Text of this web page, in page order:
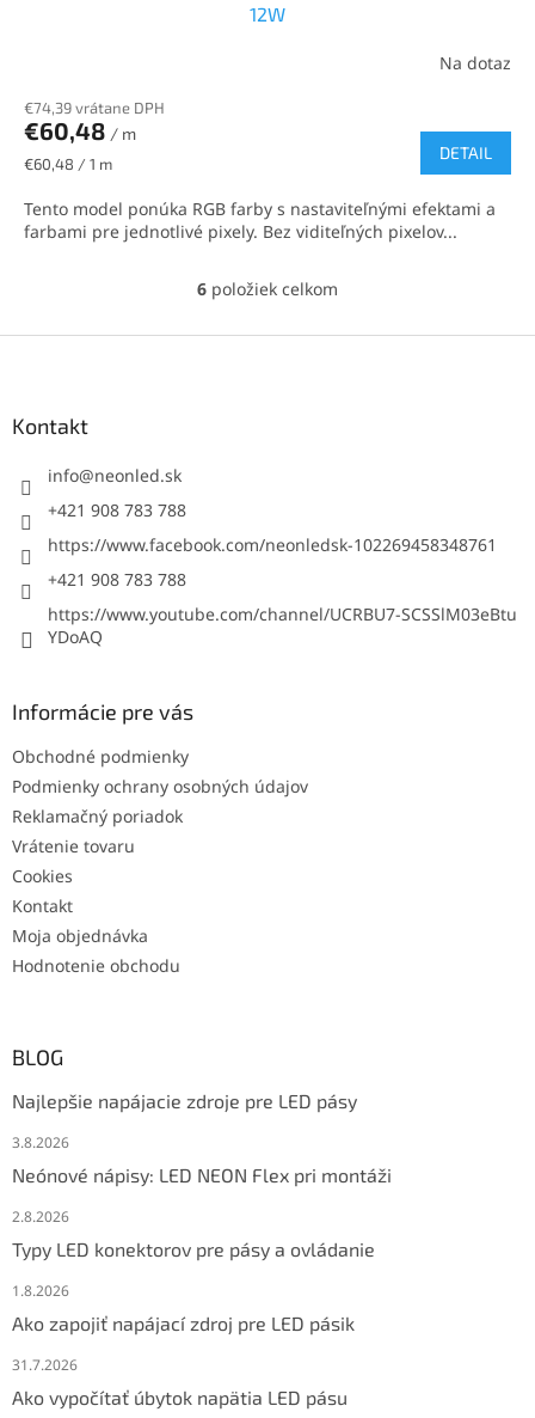
12W
Na dotaz
€74,39 vrátane DPH
€60,48 / m
Jednotková
€60,48 / 1 m
DETAIL
Tento model ponúka RGB farby s nastaviteľnými efektami a
farbami pre jednotlivé pixely. Bez viditeľných pixelov...
O
l
v
v
6 položiek celkom
Kontakt
info@neonled.sk
+421 908 783 788
https://www.facebook.com/neonledsk-102269458348761
+421 908 783 788
https://www.youtube.com/channel/UCRBU7-SCSSlM03eBtu
YDoAQ
Informácie pre vás
Obchodné podmienky
Podmienky ochrany osobných údajov
Reklamačný poriadok
Vrátenie tovaru
Cookies
Kontakt
Moja objednávka
Hodnotenie obchodu
BLOG
Najlepšie napájacie zdroje pre LED pásy
3.8.2026
Neónové nápisy: LED NEON Flex pri montáži
2.8.2026
Typy LED konektorov pre pásy a ovládanie
1.8.2026
Ako zapojiť napájací zdroj pre LED pásik
31.7.2026
Ako vypočítať úbytok napätia LED pásu